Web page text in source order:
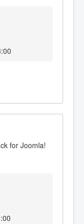
for Joomla!